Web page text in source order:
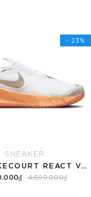
- 23%
SNEAKER
4.699.000₫